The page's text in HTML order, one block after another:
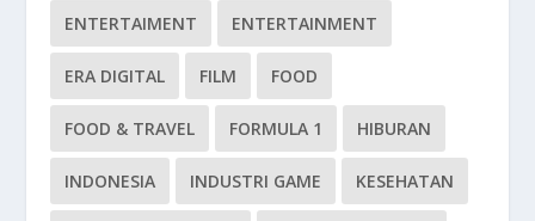
ENTERTAIMENT ENTERTAINMENT
ERA DIGITAL FILM FOOD
FOOD & TRAVEL FORMULA 1 HIBURAN
INDONESIA INDUSTRI GAME KESEHATAN